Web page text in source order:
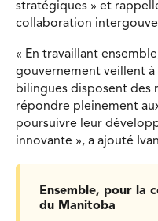
stratégiques » et
collaboration
« En travaillant
gouvernement veillent
bilingues disposent des
répondre pleinement
poursuivre leur
innovante », a ajouté
Ensemble, pour la
du Manitoba